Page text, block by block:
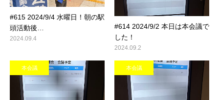
#615 2024/9/4 水曜日！朝の駅
頭活動後…
2024.09.4
#614 2024/9/2 本日は本会議で
した！
2024.09.2
本会議 本会議